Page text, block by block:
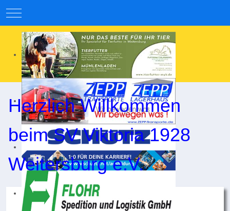
Mobile Menu Toggle
Herzlich Willkommen
beim SV Viktoria 1928
Weitersburg e.V.